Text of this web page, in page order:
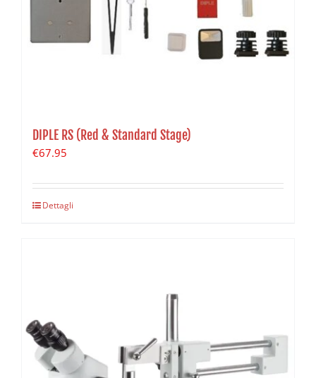
DIPLE RS (Red & Standard Stage)
€67.95
Dettagli